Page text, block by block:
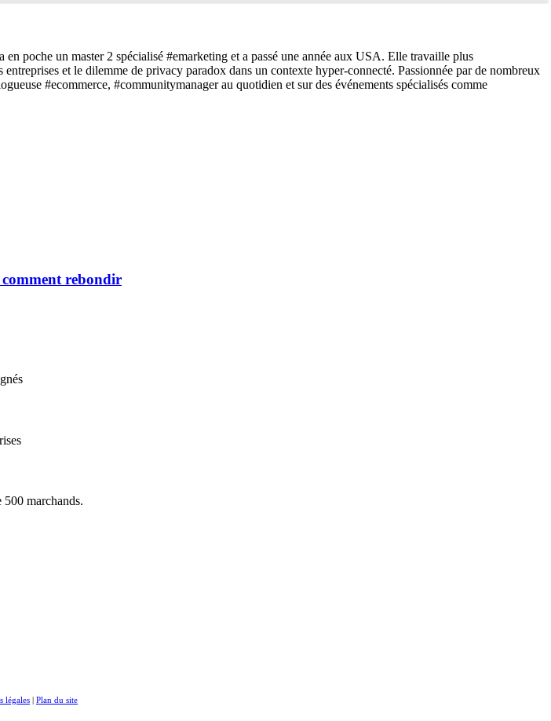
poche un master 2 spécialisé #emarketing et a passé une année aux USA. Elle travaille plus
et le dilemme de privacy paradox dans un contexte hyper-connecté. Passionnée par de nombreux
#ecommerce, #communitymanager au quotidien et sur des événements spécialisés comme
rebondir
marchands.
légales | Plan du site